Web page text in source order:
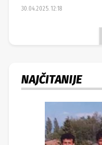
30.04.2025. 12:18
NAJČITANIJE